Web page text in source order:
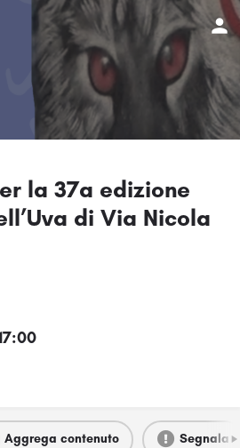
la 37a edizione
di Via Nicola
Aggrega contenuto Segnala